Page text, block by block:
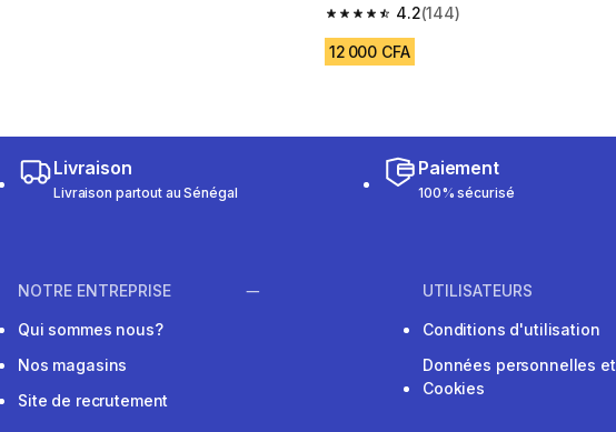
4.2
4.2 out of 5 stars from 144 reviews
(144)
12 000 CFA
Livraison
Livraison partout au Sénégal
Paiement
100% sécurisé
NOTRE ENTREPRISE
Qui sommes nous?
Nos magasins
Site de recrutement
UTILISATEURS
Conditions d'utilisation
Données personnelles et
Cookies